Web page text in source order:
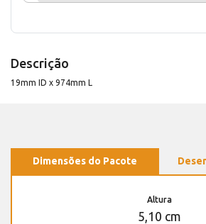
Descrição
19mm ID x 974mm L
Dimensões do Pacote
Altura
5,10 cm